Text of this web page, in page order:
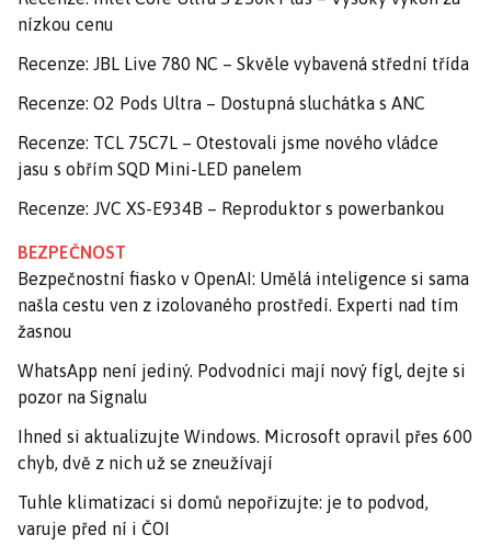
nízkou cenu
Recenze: JBL Live 780 NC – Skvěle vybavená střední třída
Recenze: O2 Pods Ultra – Dostupná sluchátka s ANC
Recenze: TCL 75C7L – Otestovali jsme nového vládce
jasu s obřím SQD Mini-LED panelem
Recenze: JVC XS-E934B – Reproduktor s powerbankou
BEZPEČNOST
Bezpečnostní fiasko v OpenAI: Umělá inteligence si sama
našla cestu ven z izolovaného prostředí. Experti nad tím
žasnou
WhatsApp není jediný. Podvodníci mají nový fígl, dejte si
pozor na Signalu
Ihned si aktualizujte Windows. Microsoft opravil přes 600
chyb, dvě z nich už se zneužívají
Tuhle klimatizaci si domů nepořizujte: je to podvod,
varuje před ní i ČOI